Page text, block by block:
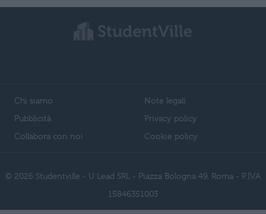
Chi siamo
Pubblicità
Collabora con noi
Note legali
Privacy policy
Cookie policy
© 2026 Studentville - U Lead SRL - Piazza Bologna 49, Roma - P.IVA
15846351003